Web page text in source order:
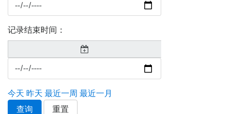
记录结束时间：
今天 昨天 最近一周 最近一月
查询
重置